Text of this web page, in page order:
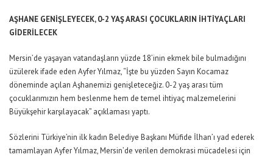
AŞHANE GENİŞLEYECEK, 0-2 YAŞ ARASI ÇOCUKLARIN İHTİYAÇLARI
GİDERİLECEK
Mersin’de yaşayan vatandaşların yüzde 18’inin ekmek bile bulmadığını
üzülerek ifade eden Ayfer Yılmaz, “İşte bu yüzden Sayın Kocamaz
döneminde açılan Aşhanemizi genişleteceğiz. 0-2 yaş arası tüm
çocuklarımızın hem beslenme hem de temel ihtiyaç malzemelerini
Büyükşehir karşılayacak” açıklaması yaptı.
Sözlerini Türkiye’nin ilk kadın Belediye Başkanı Müfide İlhan’ı yad ederek
tamamlayan Ayfer Yılmaz, Mersin’de verilen demokrasi mücadelesi için